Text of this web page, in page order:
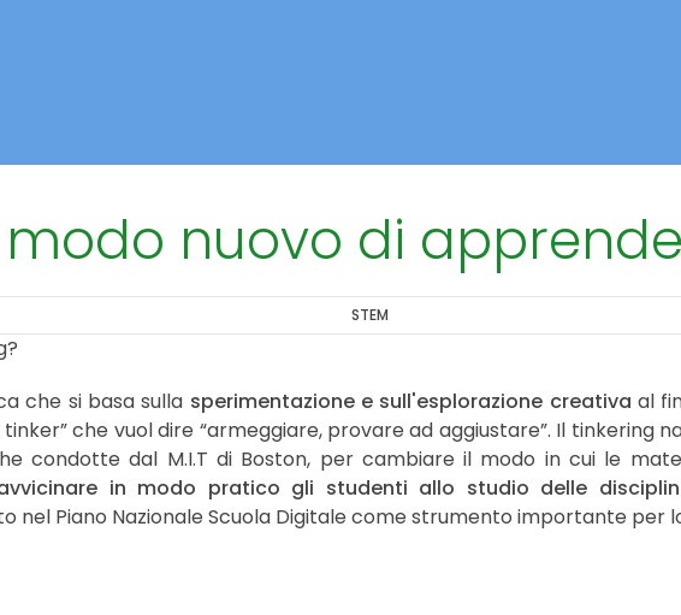
modo nuovo di
STEM
che si basa sulla sperimentazione e sull'esplorazione creativa al
che vuol dire “armeggiare, provare ad aggiustare”. Il tinkering
condotte dal M.I.T di Boston, per cambiare il modo in cui le
in modo pratico gli studenti allo studio delle
nel Piano Nazionale Scuola Digitale come strumento importante per